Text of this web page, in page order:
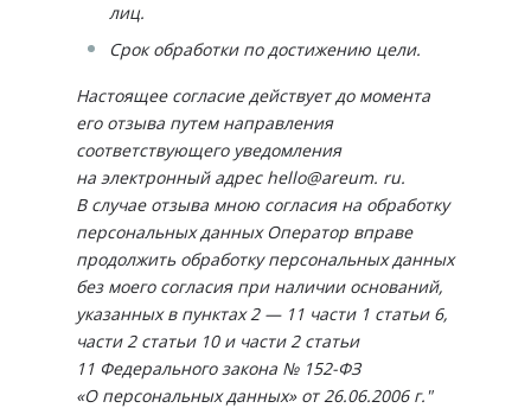
лиц.
Срок обработки по достижению цели.
Настоящее согласие действует до момента
его отзыва путем направления
соответствующего уведомления
на электронный адрес hello@areum. ru.
В случае отзыва мною согласия на обработку
персональных данных Оператор вправе
продолжить обработку персональных данных
без моего согласия при наличии оснований,
указанных в пунктах 2 — 11 части 1 статьи 6,
части 2 статьи 10 и части 2 статьи
11 Федерального закона № 152-ФЗ
«О персональных данных» от 26.06.2006 г."